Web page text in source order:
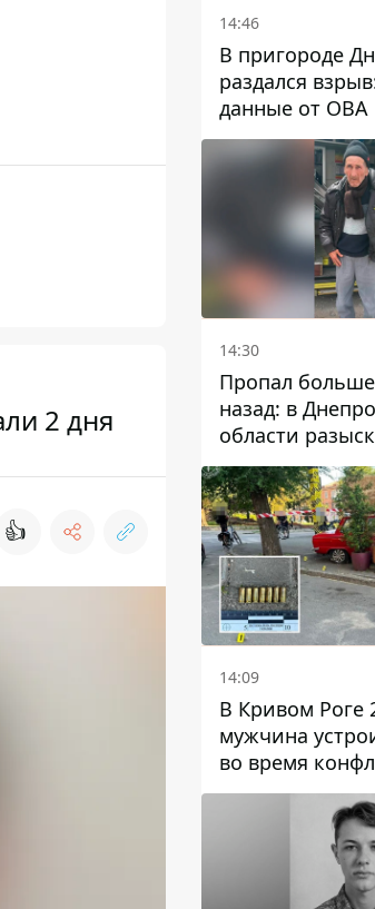
2 дня
👍
14:46
В пригороде
раздался
данные от ОВА
14:30
Пропал
назад: в
области
летнего
14:09
В Кривом Роге
мужчина
во время
раненый